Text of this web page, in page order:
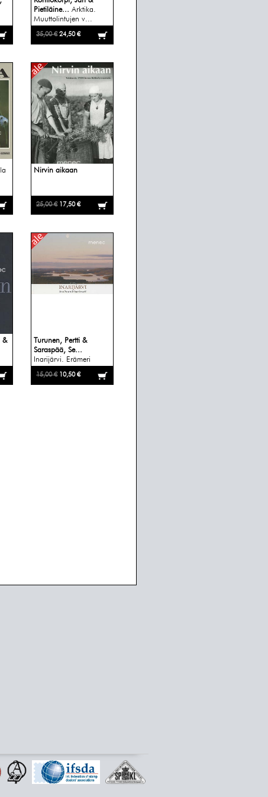
Pietiläine... Arktika.
Muuttolintujen v...
35,00 €24,50 €
Nirvin aikaan
25,00 €17,50 €
&
Turunen, Pertti &
Saraspää, Se...
Inarijärvi. Erämeri
15,00 €10,50 €